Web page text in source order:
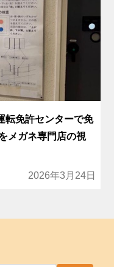
転免許センターで免
メガネ専門店の視
2026年3月24日